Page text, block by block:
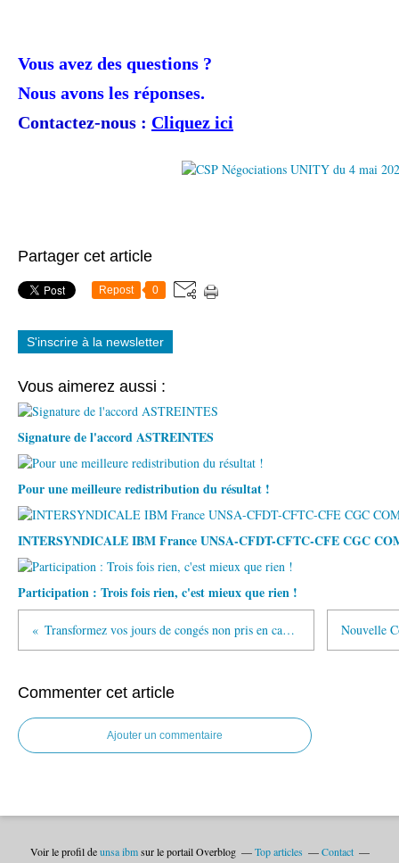
Vous avez des questions ?
Nous avons les réponses.
Contactez-nous : Cliquez ici
Partager cet article
Repost 0
S'inscrire à la newsletter
Vous aimerez aussi :
Signature de l'accord ASTREINTES
Pour une meilleure redistribution du résultat !
INTERSYNDICALE IBM France UNSA-CFDT-CFTC-CFE CGC
Participation : Trois fois rien, c'est mieux que rien !
Transformez vos jours de congés non pris en capital sur votre PERO -Beneficiez du PEE
Commenter cet article
Ajouter un commentaire
Voir le profil deunsa ibmsur le portail Overblog Top articles
Contact